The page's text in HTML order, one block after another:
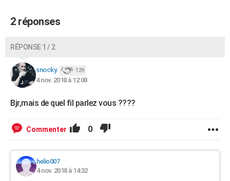
2 réponses
RÉPONSE 1 / 2
snocky. 129
4 nov. 2018 à 12:08
Bjr,mais de quel fil parlez vous ????
Commenter 0
helio007
4 nov. 2018 à 14:32